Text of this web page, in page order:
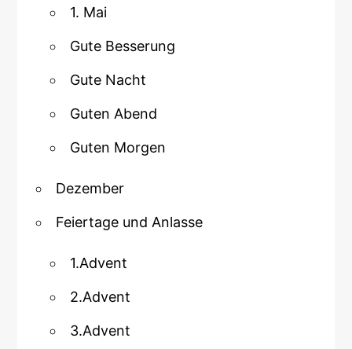
1. Mai
Gute Besserung
Gute Nacht
Guten Abend
Guten Morgen
Dezember
Feiertage und Anlasse
1.Advent
2.Advent
3.Advent